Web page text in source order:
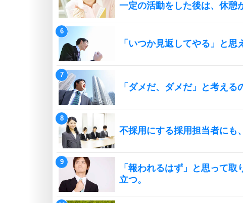
一定の活動をした後は、休憩
「いつか見返してやる」と思
「ダメだ、ダメだ」と考える
不採用にする採用担当者にも
「報われるはず」と思って
立つ。